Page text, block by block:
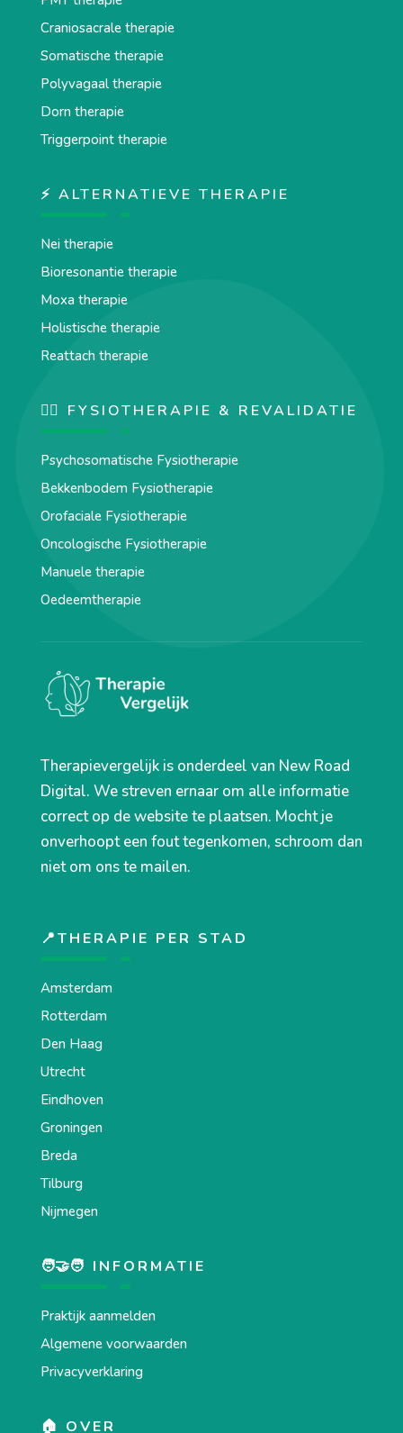
Craniosacrale therapie
Somatische therapie
Polyvagaal therapie
Dorn therapie
Triggerpoint therapie
⚡ ALTERNATIEVE THERAPIE
Nei therapie
Bioresonantie therapie
Moxa therapie
Holistische therapie
Reattach therapie
🏋️‍♀️ FYSIOTHERAPIE & REVALIDATIE
Psychosomatische Fysiotherapie
Bekkenbodem Fysiotherapie
Orofaciale Fysiotherapie
Oncologische Fysiotherapie
Manuele therapie
Oedeemtherapie
Therapievergelijk is onderdeel van New Road
Digital. We streven ernaar om alle informatie
correct op de website te plaatsen. Mocht je
onverhoopt een fout tegenkomen, schroom dan
niet om ons te mailen.
📍THERAPIE PER STAD
Amsterdam
Rotterdam
Den Haag
Utrecht
Eindhoven
Groningen
Breda
Tilburg
Nijmegen
🧑‍🤝‍🧑 INFORMATIE
Praktijk aanmelden
Algemene voorwaarden
Privacyverklaring
🏠 OVER